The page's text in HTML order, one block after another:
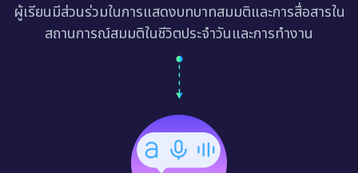
ผู้เรียนมีส่วนร่วมในการแสดงบทบาทสมมติและการสื่อสารใน
สถานการณ์สมมติในชีวิตประจำวันและการทำงาน